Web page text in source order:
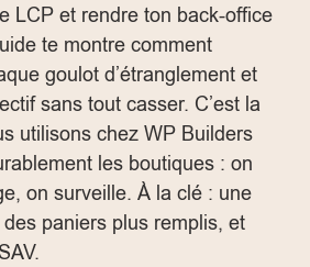
LCP et rendre ton back-office
te montre comment
goulot d’étranglement et
sans tout casser. C’est la
utilisons chez WP Builders
les boutiques : on
on surveille. À la clé : une
paniers plus remplis, et